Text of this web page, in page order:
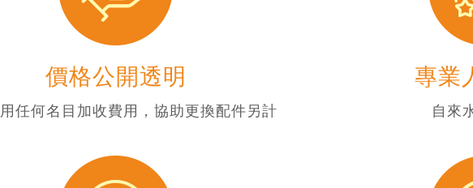
價格公開透明
任何名目加收費用，協助更換配件另計
專業
自來